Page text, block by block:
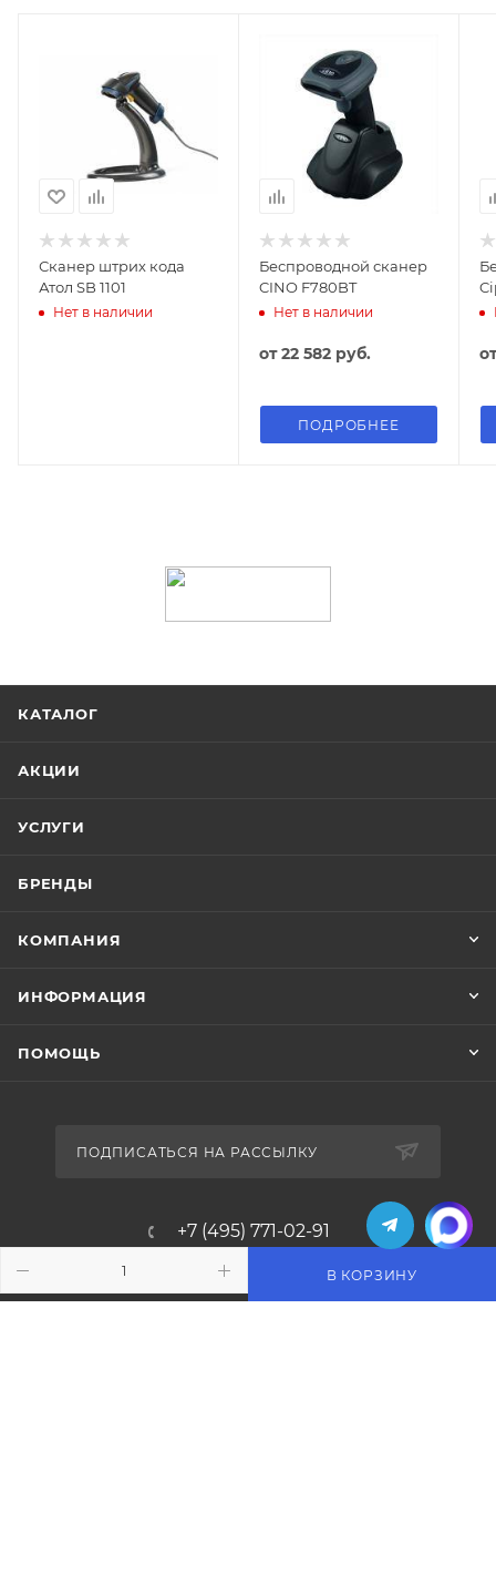
В КОРЗИНУ
Сканер штрих кода
Атол SB 1101
Нет в наличии
Беспроводной сканер
CINO F780BT
Нет в наличии
от22 582 руб.
ПОДРОБНЕЕ
КАТАЛОГ
АКЦИИ
УСЛУГИ
БРЕНДЫ
КОМПАНИЯ
ИНФОРМАЦИЯ
ПОМОЩЬ
ПОДПИСАТЬСЯ НА РАССЫЛКУ
+7 (495) 771-02-91
info@pos-shop.ru